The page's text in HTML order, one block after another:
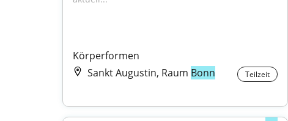
Körperformen
Sankt Augustin, Raum Bonn Teilzeit